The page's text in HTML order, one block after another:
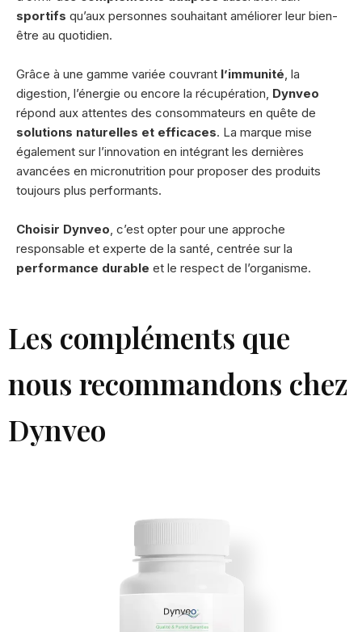
sportifs qu’aux personnes souhaitant améliorer leur bien-
être au quotidien.
Grâce à une gamme variée couvrant l’immunité, la
digestion, l’énergie ou encore la récupération, Dynveo
répond aux attentes des consommateurs en quête de
solutions naturelles et efficaces. La marque mise
également sur l’innovation en intégrant les dernières
avancées en micronutrition pour proposer des produits
toujours plus performants.
Choisir Dynveo, c’est opter pour une approche
responsable et experte de la santé, centrée sur la
performance durable et le respect de l’organisme.
Les compléments que
nous recommandons chez
Dynveo